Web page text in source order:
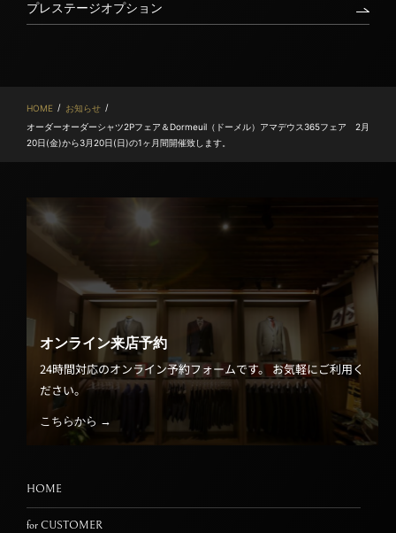
プレステージオプション
HOME / お知らせ /
オーダーオーダーシャツ2Pフェア＆Dormeuil（ドーメル）アマデウス365フェア 2月
20日(金)から3月20日(日)の1ヶ月間開催致します。
オンライン来店予約
24時間対応のオンライン予約フォームです。 お気軽にご利用く
ださい。
こちらから →
HOME
for CUSTOMER